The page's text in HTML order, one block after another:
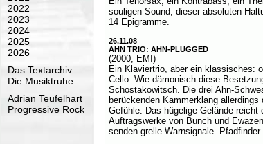
2022
2023
2024
2025
2026
Das Textarchiv
Die Musiktruhe
Adrian Teufelhart
Progressive Rock
souligen Sound, dieser absoluten
14 Epigramme.
26.11.08
AHN TRIO: AHN-PLUGGED
(2000, EMI)
Ein Klaviertrio, aber ein klassisches:
Cello. Wie dämonisch diese
Schostakowitsch. Die drei Ahn-
berückenden Kammerklang
Gefühle. Das hügelige Gelände
Auftragswerke von Bunch und
senden grelle Warnsignale. Pfadfinder